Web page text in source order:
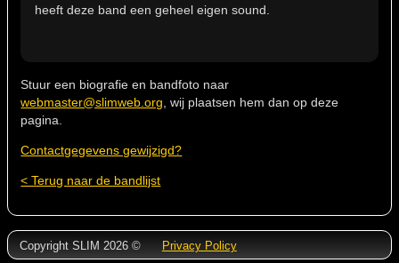
heeft deze band een geheel eigen sound.
Stuur een biografie en bandfoto naar
webmaster@slimweb.org , wij plaatsen hem dan op deze
pagina.
Contactgegevens gewijzigd?
< Terug naar de bandlijst
Copyright SLIM 2026 © Privacy Policy